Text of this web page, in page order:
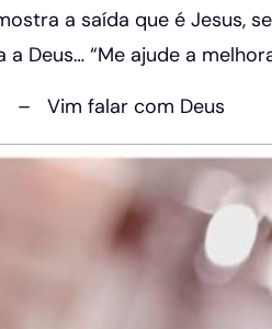
a saída que é Jesus,
Deus… “Me ajude a
– Vim falar com Deus